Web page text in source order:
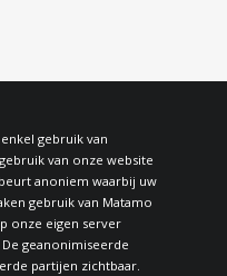
gebruik van
van onze website
anoniem waarbij uw
gebruik van Matamo
onze eigen server
geanonimiseerde
partijen zichtbaar.